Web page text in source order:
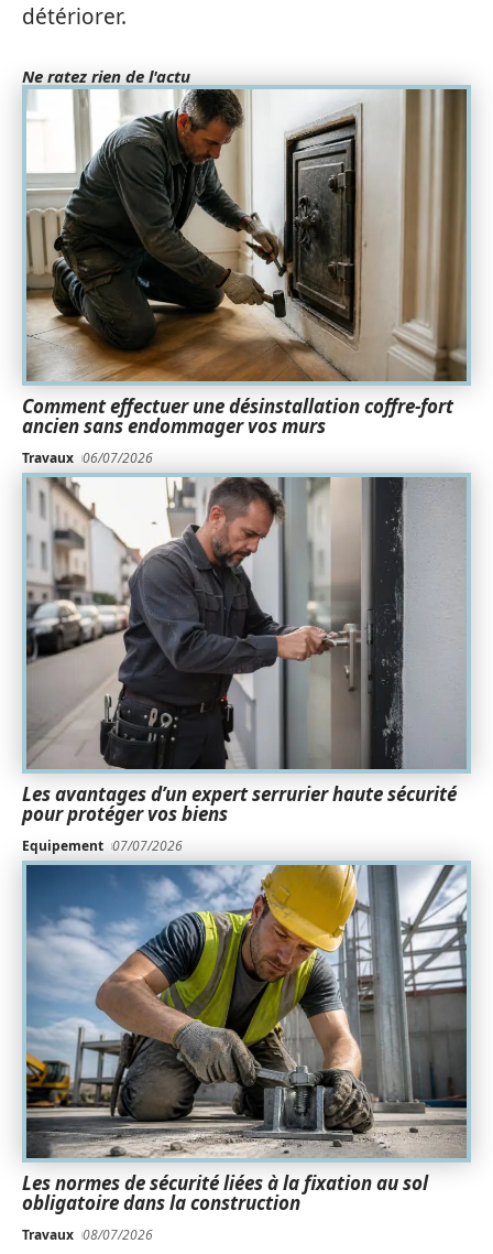
détériorer.
Ne ratez rien de l'actu
Comment effectuer une désinstallation coffre-fort
ancien sans endommager vos murs
Travaux 06/07/2026
Les avantages d’un expert serrurier haute sécurité
pour protéger vos biens
Equipement 07/07/2026
Les normes de sécurité liées à la fixation au sol
obligatoire dans la construction
Travaux 08/07/2026